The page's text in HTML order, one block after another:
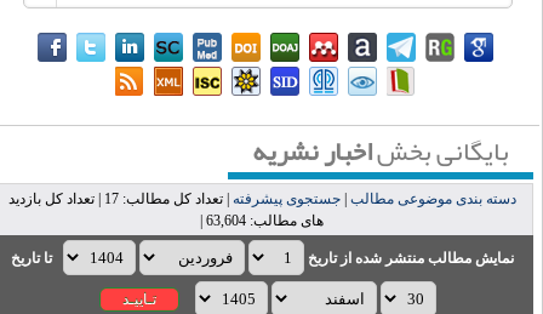
بایگانی بخشاخبار نشریه
دسته بندی موضوعی مطالب| جستجوی پیشرفته
| تعداد کل مطالب: 17 | تعداد کل بازدید
های مطالب: 63,604 |
نمایش مطالب منتشر شده از تاریخ تا تاریخ